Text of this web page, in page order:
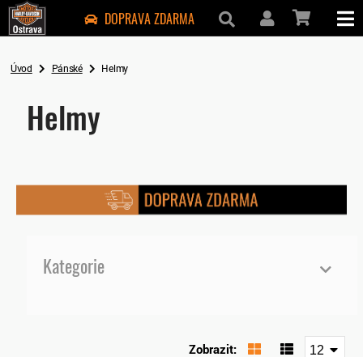
DOPRAVA ZDARMA
Úvod Pánské Helmy
Helmy
Kategorie
Zobrazit: 12